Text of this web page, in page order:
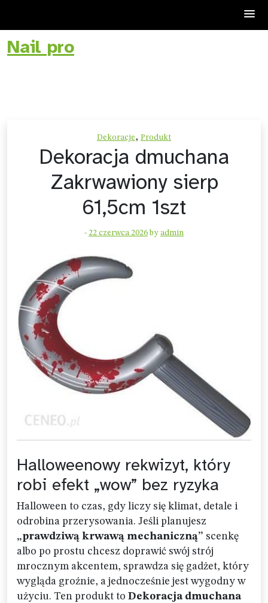
Skip
toNail pro
Dekoracje, Produkt
Dekoracja dmuchana
Zakrwawiony sierp
61,5cm 1szt
- 22 czerwca 2026 by admin
Halloweenowy rekwizyt, który
robi efekt „wow” bez ryzyka
Halloween to czas, gdy liczy się klimat, detale i
odrobina przerysowania. Jeśli planujesz
„prawdziwą krwawą mechaniczną” scenkę
albo po prostu chcesz doprawić swój strój
mrocznym akcentem, sprawdza się gadżet, który
wygląda groźnie, a jednocześnie jest wygodny w
użyciu. Ten produkt to Dekoracja dmuchana